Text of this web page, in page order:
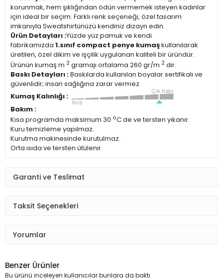
korunmak, hem şıklığından ödün vermemek isteyen kadınlar
için ideal bir seçim. Farklı renk seçeneği, özel tasarım
imkanıyla Sweatshirtünüzü kendiniz dizayn edin.
Ürün Detayları :Yüzde yüz pamuk ve kendi
fabrikamızda 1.sınıf compact penye kumaşkullanılarak
üretilen, özel dikim ve işçilik uygulanan kaliteli bir üründür.
Ürünün kumaş m 2 gramajı ortalama 260 gr/m 2 dir.
Baskı Detayları :Baskılarda kullanılan boyalar sertifikalı ve
güvenlidir; insan sağlığına zarar vermez.
Kumaş Kalınlığı :
Bakım :
Kısa programda maksimum 30 oC de ve tersten yıkanır.
Kuru temizleme yapılmaz.
Kurutma makinesinde kurutulmaz.
Orta ısıda ve tersten ütülenir.
Garanti ve Teslimat
Taksit Seçenekleri
Yorumlar
Benzer Ürünler
Bu ürünü inceleyen kullanıcılar bunlara da baktı